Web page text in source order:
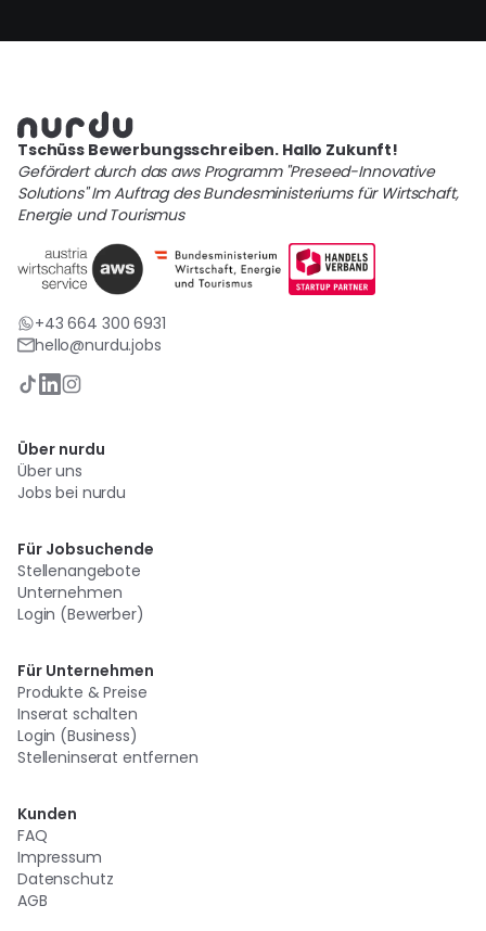
Tschüss Bewerbungsschreiben. Hallo Zukunft!
Gefördert durch das aws Programm "Preseed-Innovative
Solutions" Im Auftrag des Bundesministeriums für Wirtschaft,
Energie und Tourismus
+43 664 300 6931
hello@nurdu.jobs
Über nurdu
Über uns
Jobs bei nurdu
Für Jobsuchende
Stellenangebote
Unternehmen
Login (Bewerber)
Für Unternehmen
Produkte & Preise
Inserat schalten
Login (Business)
Stelleninserat entfernen
Kunden
FAQ
Impressum
Datenschutz
AGB